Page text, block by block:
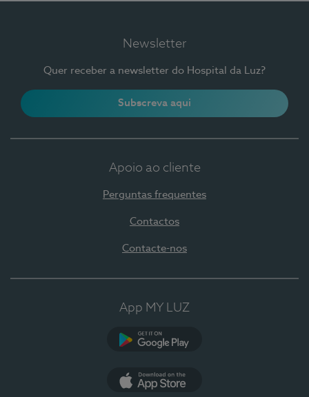
Newsletter
Quer receber a newsletter do Hospital da Luz?
Subscreva aqui
Apoio ao cliente
Perguntas frequentes
Contactos
Contacte-nos
App MY LUZ